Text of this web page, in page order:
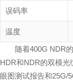
误码率
温度
随着400G NDR
HDR和NDR的双模光
眼图测试报告和25G/